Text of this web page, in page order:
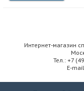
Интернет-магазин
Тел.: +7
E-